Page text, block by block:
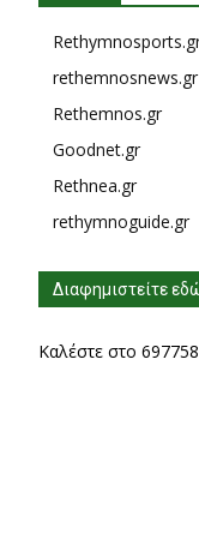
rethemnosnews.gr
Rethemnos.gr
Goodnet.gr
Rethnea.gr
rethymnoguide.gr
Διαφημιστείτε
Καλέστε στο